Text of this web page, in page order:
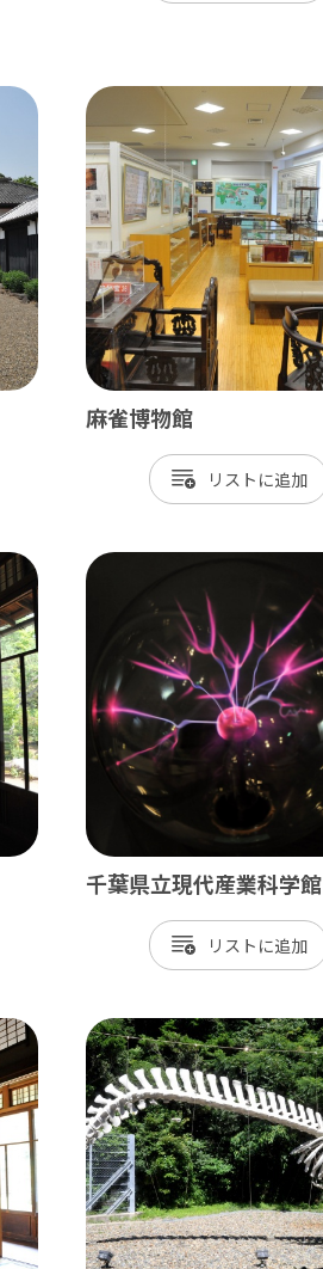
北総
銚子市
成田市
佐倉市
八街市
印西市
富里市
香取市
栄町
神崎町
多古町
東庄町
麻雀博物館
リスト
千葉県立現代産業科学館
リスト